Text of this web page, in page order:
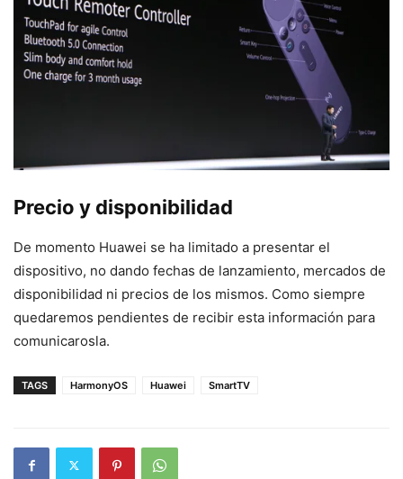
Precio y disponibilidad
De momento Huawei se ha limitado a presentar el
dispositivo, no dando fechas de lanzamiento, mercados de
disponibilidad ni precios de los mismos. Como siempre
quedaremos pendientes de recibir esta información para
comunicarosla.
TAGS HarmonyOS Huawei SmartTV